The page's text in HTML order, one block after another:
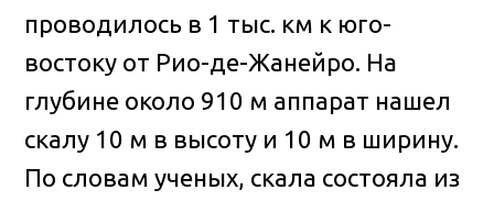
проводилось в 1 тыс. км к юго-
востоку от Рио-де-Жанейро. На
глубине около 910 м аппарат нашел
скалу 10 м в высоту и 10 м в ширину.
По словам ученых, скала состояла из